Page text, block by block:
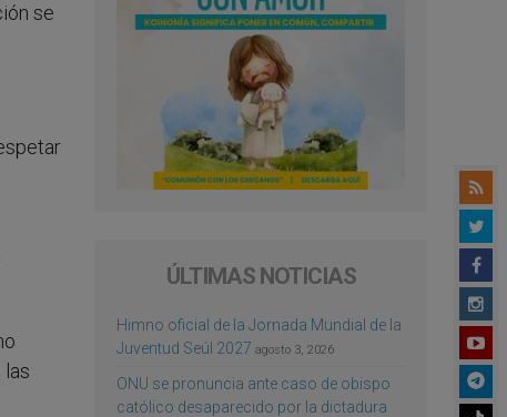
se
las
ÚLTIMAS NOTICIAS
Himno oficial de la Jornada Mundial de la
Juventud Seúl 2027 agosto 3, 2026
ONU se pronuncia ante caso de obispo
católico desaparecido por la dictadura